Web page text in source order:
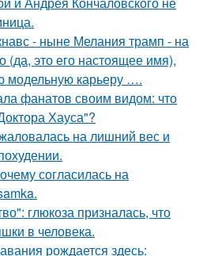
- ныне Мелания трамп - на
(да, это его настоящее имя),
модельную карьеру ….
фанатов своим видом: что
Хауса"?
на лишний вес и
согласилась на
глюкоза призналась, что
в человека.
рождается здесь: